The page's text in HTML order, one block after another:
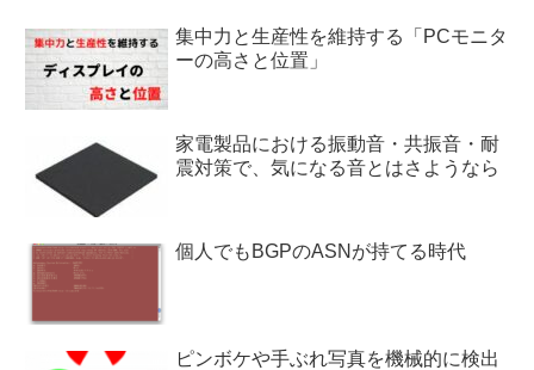
集中力と生産性を維持する「PCモニタ
ーの高さと位置」
家電製品における振動音・共振音・耐
震対策で、気になる音とはさようなら
個人でもBGPのASNが持てる時代
ピンボケや手ぶれ写真を機械的に検出